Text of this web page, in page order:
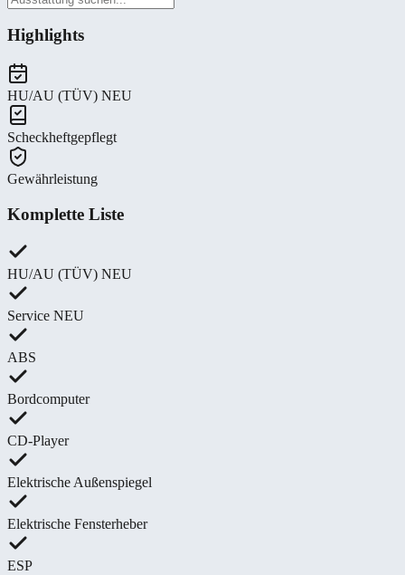
Highlights
HU/AU (TÜV) NEU
Scheckheftgepflegt
Gewährleistung
Komplette Liste
HU/AU (TÜV) NEU
Service NEU
ABS
Bordcomputer
CD-Player
Elektrische Außenspiegel
Elektrische Fensterheber
ESP